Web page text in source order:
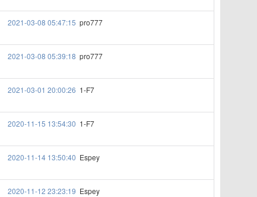
2021-03-08 05:47:15 pro777
2021-03-08 05:39:18 pro777
2021-03-01 20:00:26 1-F7
2020-11-15 13:54:30 1-F7
2020-11-14 13:50:40 Espey
2020-11-12 23:23:19 Espey